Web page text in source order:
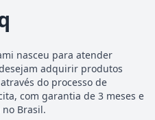
nasceu para atender
adquirir produtos
do processo de
com garantia de 3 meses e
Brasil.